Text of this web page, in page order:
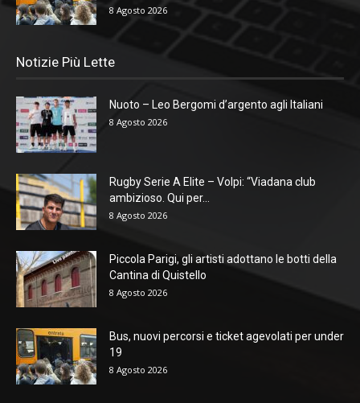
8 Agosto 2026
Notizie Più Lette
Nuoto – Leo Bergomi d’argento agli Italiani
8 Agosto 2026
Rugby Serie A Elite – Volpi: “Viadana club
ambizioso. Qui per...
8 Agosto 2026
Piccola Parigi, gli artisti adottano le botti della
Cantina di Quistello
8 Agosto 2026
Bus, nuovi percorsi e ticket agevolati per under
19
8 Agosto 2026